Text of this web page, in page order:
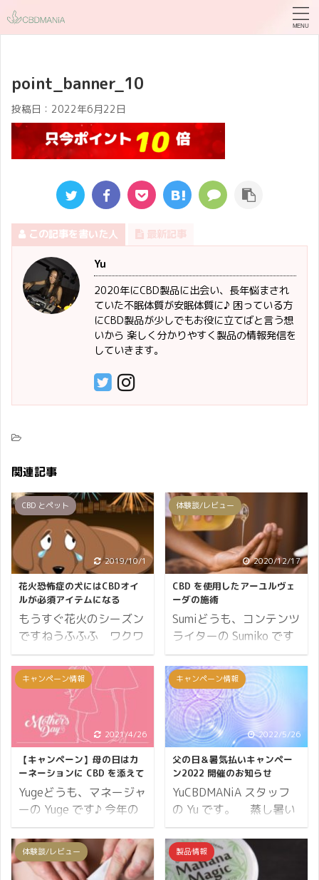
point_banner_10
投稿日： 2022年6月22日
この記事を書いた人 最新記事
Yu
2020年にCBD製品に出会い、長年悩まされ
ていた不眠体質が安眠体質に♪ 困っている方
にCBD製品が少しでもお役に立てばと言う想
いから 楽しく分かりやすく製品の情報発信を
していきます。
関連記事
CBD とペット
2019/10/1
花火恐怖症の犬にはCBDオイ
ルが必須アイテムになる
もうすぐ花火のシーズン
ですねうふふふ ワクワ
クしますねぇ！ そんなあ
なたがワクワクしている
一方そのころ…あ、あ
れ…？ 愛犬がブルブル震
えている… 『え？どうし
たのかしら？うちの子震
えてる…もしかして花火
が怖いのかしら？』 そ
う！そうなのです！ 雷
や、花火、風船が割れる
音などの大きな音がワン
ちゃんは苦手ですよね。
そんなワンちゃんに朗報
です！ 花火シーズンを快
体験談/レビュー
2020/12/17
CBD を使用したアーユルヴェ
ーダの施術
Sumiどうも、コンテンツ
ライターの Sumiko です
♪ 先日「アーユルヴェー
ダ・カンナビノイドセラ
ピスト講座」にオンライ
ンで参加しました。 その
中でバスティ体験とセル
フケア方法として実技の
講座があったのです。 今
回は CBD を使用したア
ーユルヴェーダの施術に
ついてお伝えします。 ま
ずはアーユルヴェーダの
五大元素から見ていきま
しょう。 アーユルヴェー
ダの五大元素 アーユルヴ
キャンペーン情報
2021/4/26
【キャンペーン】母の日はカ
ーネーションに CBD を添えて
Yugeどうも、マネージャ
ーの Yuge です♪ 今年の
母の日は CBD を贈って
みてはいかがでしょう
か？ CBDMANiA では母
キャンペーン情報
2022/5/26
父の日＆暑気払いキャンペー
ン2022 開催のお知らせ
YuCBDMANiA スタッフ
の Yu です。 蒸し暑い
日が増えてきました。関
東は6月上旬から梅雨入
りの予定だそうです。 季
体験談/レビュー 製品情報